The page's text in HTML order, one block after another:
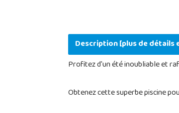
Description [plus de détails
Profitez d'un été inoubliable et
Obtenez cette superbe piscine